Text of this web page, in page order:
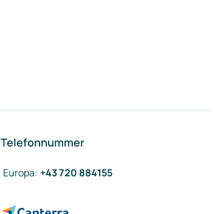
Telefonnummer
Europa: +43 720 884155